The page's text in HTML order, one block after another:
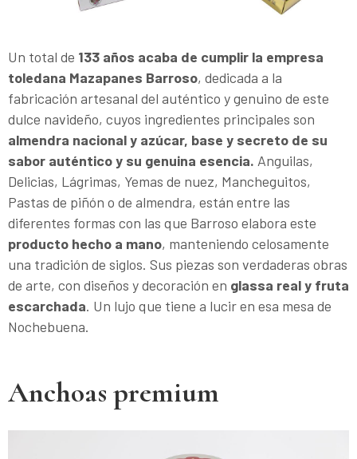
Un total de 133 años acaba de cumplir la empresa
toledana Mazapanes Barroso, dedicada a la
fabricación artesanal del auténtico y genuino de este
dulce navideño, cuyos ingredientes principales son
almendra nacional y azúcar, base y secreto de su
sabor auténtico y su genuina esencia. Anguilas,
Delicias, Lágrimas, Yemas de nuez, Mancheguitos,
Pastas de piñón o de almendra, están entre las
diferentes formas con las que Barroso elabora este
producto hecho a mano, manteniendo celosamente
una tradición de siglos. Sus piezas son verdaderas obras
de arte, con diseños y decoración en glassa real y fruta
escarchada. Un lujo que tiene a lucir en esa mesa de
Nochebuena.
Anchoas premium